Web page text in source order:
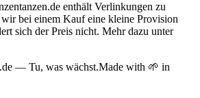
enthält Verlinkungen zu
bei einem Kauf eine kleine Provision
sich der Preis nicht. Mehr dazu unter
— Tu, was wächst.Made with 🌱 in